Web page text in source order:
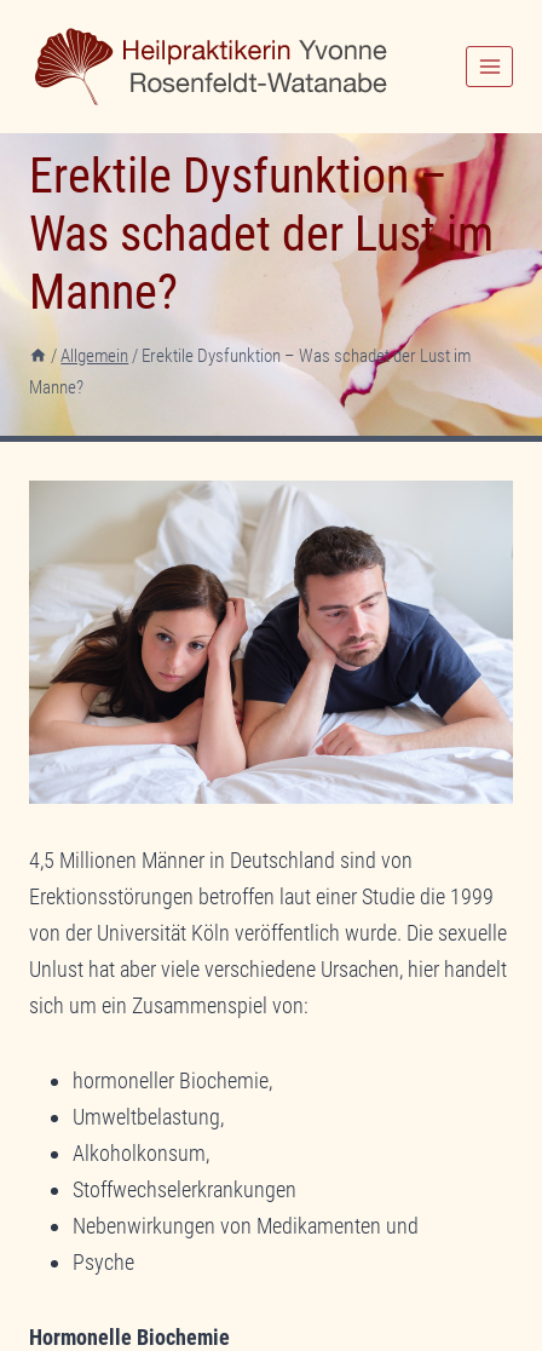
Inhalt
springen
Erektile Dysfunktion –
Was schadet der Lust im
Manne?
/Allgemein / Erektile Dysfunktion – Was schadet der Lust im
Manne?
4,5 Millionen Männer in Deutschland sind von
Erektionsstörungen betroffen laut einer Studie die 1999
von der Universität Köln veröffentlich wurde. Die sexuelle
Unlust hat aber viele verschiedene Ursachen, hier handelt
sich um ein Zusammenspiel von:
hormoneller Biochemie,
Umweltbelastung,
Alkoholkonsum,
Stoffwechselerkrankungen
Nebenwirkungen von Medikamenten und
Psyche
Hormonelle Biochemie